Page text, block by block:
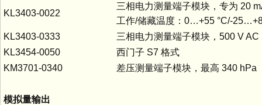
KL3403-0022
三相电力测量端子模块，专为 20
工作/储藏温度：0…+55 °C/-
KL3403-0333
三相电力测量端子模块，500 V
KL3454-0050
西门子 S7 格式
KM3701-0340
差压测量端子模块，最高 340 hPa
模拟量输出